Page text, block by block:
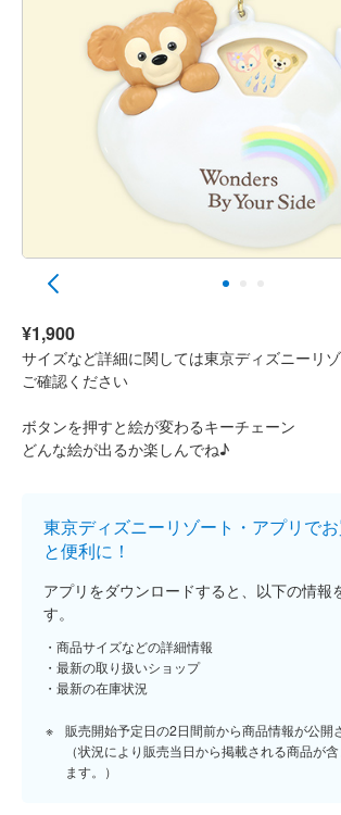
¥1,900
サイズなど詳細に関しては東京ディズニーリ
ご確認ください
ボタンを押すと絵が変わるキーチェーン
どんな絵が出るか楽しんでね♪
東京ディズニーリゾート・アプリで
と便利に！
アプリをダウンロードすると、以下の情報
す。
商品サイズなどの詳細情報
最新の取り扱いショップ
最新の在庫状況
販売開始予定日の2日間前から商品情報が公開
（状況により販売当日から掲載される商品が
ます。）